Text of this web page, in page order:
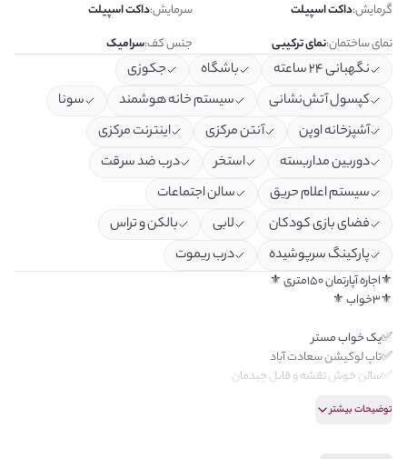
گرمایش:داکت اسپیلت سرمایش:داکت اسپیلت
نمای ساختمان:نمای ترکیبی جنس کف:سرامیک
نگهبانی ۲۴ ساعته باشگاه
جکوزی
کپسول آتش‌نشانی
سیستم خانه هوشمند
سونا
آشپزخانه اوپن
آنتن مرکزی
اینترنت مرکزی
دوربین مداربسته
استخر
درب ضد سرقت
سیستم اعلام حریق
سالن اجتماعات
فضای بازی کودکان
لابی
بالکن و تراس
پارکینگ سرپوشیده
درب ریموت
⚜️اجاره آپارتمان ۱۵۰متری ⚜️
⚜️۳خواب ⚜️
✅یک خواب مستر
✅تاپ لوکیشن سعادت آباد
✅سالن خوش نقشه و قابل چیدمان
✅سالن پرده خور
توضیحات بیشتر